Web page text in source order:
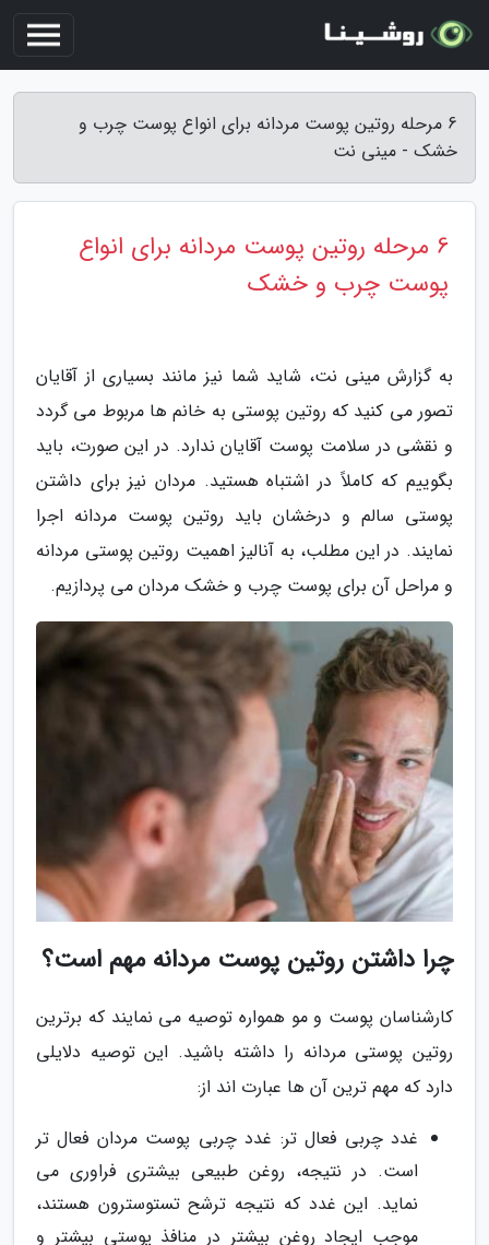
6 مرحله روتین پوست مردانه برای انواع پوست چرب و
خشک - مینی نت
6 مرحله روتین پوست مردانه برای انواع
پوست چرب و خشک
به گزارش مینی نت، شاید شما نیز مانند بسیاری از آقایان
تصور می کنید که روتین پوستی به خانم ها مربوط می گردد
و نقشی در سلامت پوست آقایان ندارد. در این صورت، باید
بگوییم که کاملاً در اشتباه هستید. مردان نیز برای داشتن
پوستی سالم و درخشان باید روتین پوست مردانه اجرا
نمایند. در این مطلب، به آنالیز اهمیت روتین پوستی مردانه
و مراحل آن برای پوست چرب و خشک مردان می پردازیم.
چرا داشتن روتین پوست مردانه مهم است؟
کارشناسان پوست و مو همواره توصیه می نمایند که برترین
روتین پوستی مردانه را داشته باشید. این توصیه دلایلی
دارد که مهم ترین آن ها عبارت اند از:
غدد چربی فعال تر: غدد چربی پوست مردان فعال تر
است. در نتیجه، روغن طبیعی بیشتری فراوری می
نماید. این غدد که نتیجه ترشح تستوسترون هستند،
موجب ایجاد روغن بیشتر در منافذ پوستی بیشتر و